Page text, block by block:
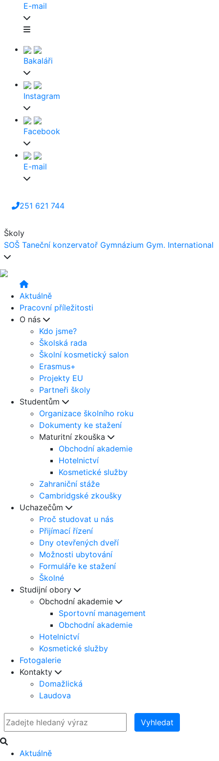
E-mail
Bakaláři
Instagram
Facebook
E-mail
251 621 744
Školy
SOŠ Taneční konzervatoř Gymnázium Gym. International
Aktuálně
Pracovní příležitosti
O nás
Kdo jsme?
Školská rada
Školní kosmetický salon
Erasmus+
Projekty EU
Partneři školy
Studentům
Organizace školního roku
Dokumenty ke stažení
Maturitní zkouška
Obchodní akademie
Hotelnictví
Kosmetické služby
Zahraniční stáže
Cambridgské zkoušky
Uchazečům
Proč studovat u nás
Přijímací řízení
Dny otevřených dveří
Možnosti ubytování
Formuláře ke stažení
Školné
Studijní obory
Obchodní akademie
Sportovní management
Obchodní akademie
Hotelnictví
Kosmetické služby
Fotogalerie
Kontakty
Domažlická
Laudova
Vyhledat
Aktuálně